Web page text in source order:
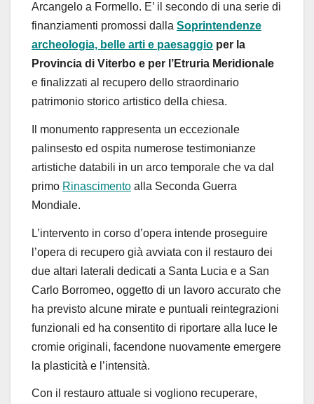
Arcangelo a Formello. E’ il secondo di una serie di
finanziamenti promossi dalla Soprintendenze
archeologia, belle arti e paesaggio per la
Provincia di Viterbo e per l’Etruria Meridionale
e finalizzati al recupero dello straordinario
patrimonio storico artistico della chiesa.
Il monumento rappresenta un eccezionale
palinsesto ed ospita numerose testimonianze
artistiche databili in un arco temporale che va dal
primo Rinascimento alla Seconda Guerra
Mondiale.
L’intervento in corso d’opera intende proseguire
l’opera di recupero già avviata con il restauro dei
due altari laterali dedicati a Santa Lucia e a San
Carlo Borromeo, oggetto di un lavoro accurato che
ha previsto alcune mirate e puntuali reintegrazioni
funzionali ed ha consentito di riportare alla luce le
cromie originali, facendone nuovamente emergere
la plasticità e l’intensità.
Con il restauro attuale si vogliono recuperare,